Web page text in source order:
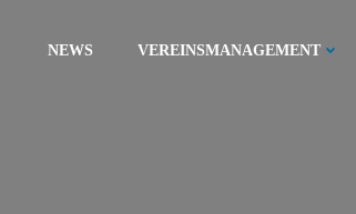
NEWS VEREINSMANAGEMENT